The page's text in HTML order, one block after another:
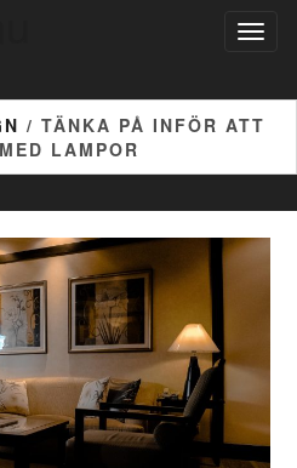
/ TÄNKA PÅ INFÖR ATT
LAMPOR